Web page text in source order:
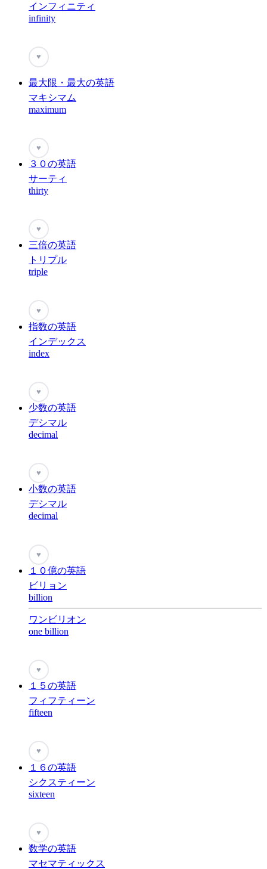
インフィニティ
infinity
♥
最大限・最大の英語
マキシマム
maximum
♥
３０の英語
サーティ
thirty
♥
三倍の英語
トリプル
triple
♥
指数の英語
インデックス
index
♥
少数の英語
デシマル
decimal
♥
小数の英語
デシマル
decimal
♥
１０億の英語
ビリョン
billion
ワンビリオン
one billion
♥
１５の英語
フィフティーン
fifteen
♥
１６の英語
シクスティーン
sixteen
♥
数学の英語
マセマティックス